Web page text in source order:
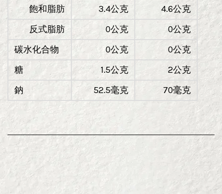
飽和脂肪
3.4公克
4.6公克
反式脂肪
0公克
0公克
碳水化合物
0公克
0公克
糖
1.5公克
2公克
鈉
52.5毫克 70毫克